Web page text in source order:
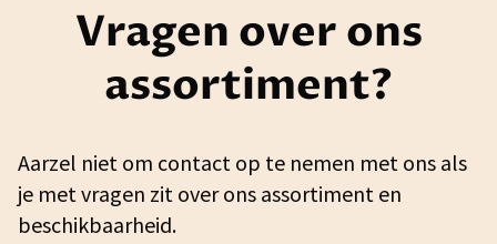
Vragen over ons
assortiment?
Aarzel niet om contact op te nemen met ons als
je met vragen zit over ons assortiment en
beschikbaarheid.